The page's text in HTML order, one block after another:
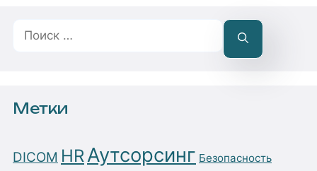
Метки
DICOM HR Аутсорсинг Безопасность